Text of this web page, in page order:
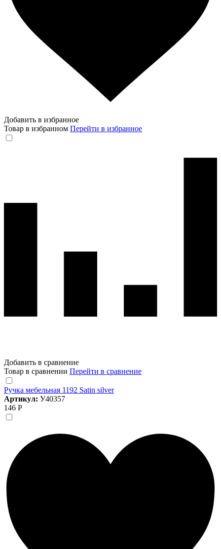
Добавить в избранное
Товар в избранном Перейти в избранное
Добавить в сравнение
Товар в сравнении Перейти в сравнение
Ручка мебельная 1192 Satin silver
Артикул: У40357
146 Р